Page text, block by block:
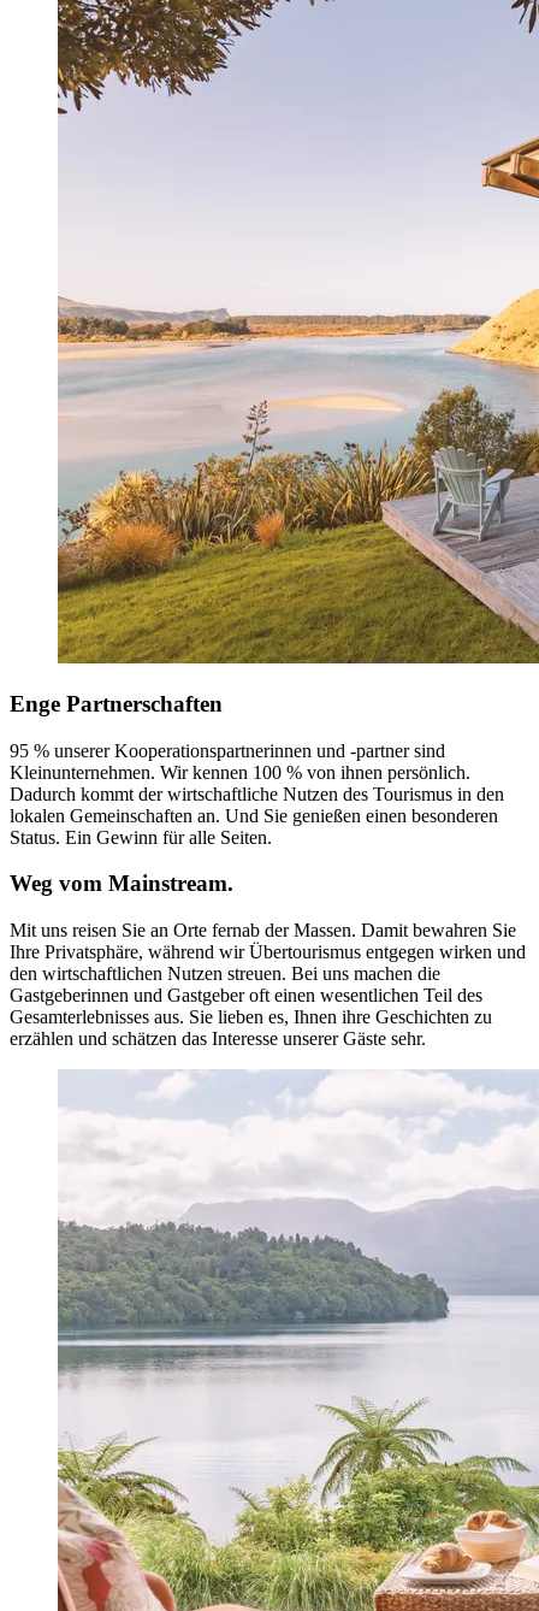
Enge Partnerschaften
95 % unserer Kooperationspartnerinnen und -partner sind
Kleinunternehmen. Wir kennen 100 % von ihnen persönlich.
Dadurch kommt der wirtschaftliche Nutzen des Tourismus in den
lokalen Gemeinschaften an. Und Sie genießen einen besonderen
Status. Ein Gewinn für alle Seiten.
Weg vom Mainstream.
Mit uns reisen Sie an Orte fernab der Massen. Damit bewahren Sie
Ihre Privatsphäre, während wir Übertourismus entgegen wirken und
den wirtschaftlichen Nutzen streuen. Bei uns machen die
Gastgeberinnen und Gastgeber oft einen wesentlichen Teil des
Gesamterlebnisses aus. Sie lieben es, Ihnen ihre Geschichten zu
erzählen und schätzen das Interesse unserer Gäste sehr.